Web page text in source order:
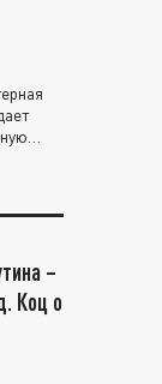
–
Коц о